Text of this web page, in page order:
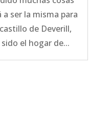
ser la misma para
de Deverill,
el hogar de...